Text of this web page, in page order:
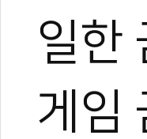
일한
게임